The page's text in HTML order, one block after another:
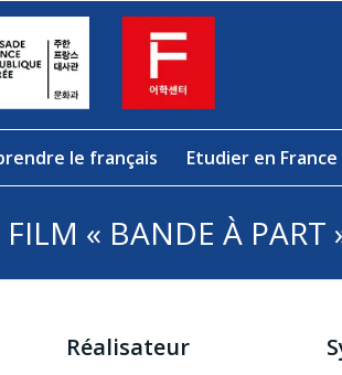
le français Etudier en France
« BANDE À PART
Réalisateur